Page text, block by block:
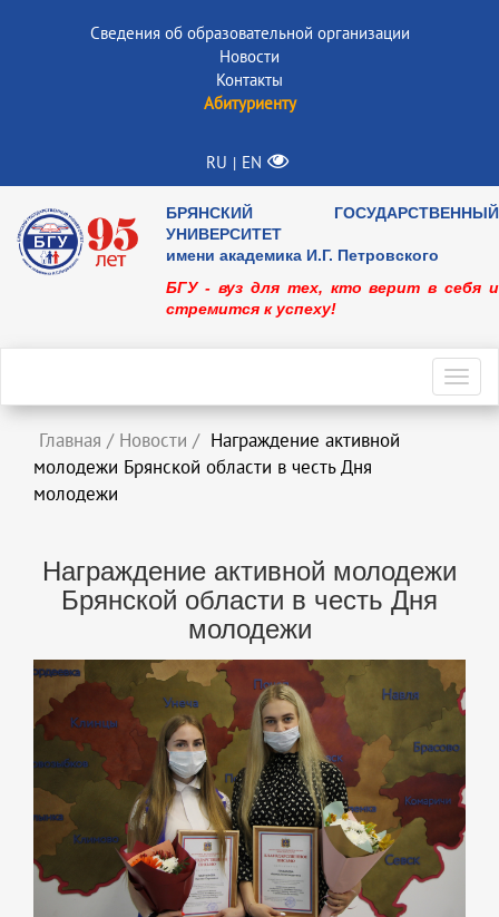
Сведения об образовательной организации
Новости
Контакты
Абитуриенту
RU | EN
БРЯНСКИЙ ГОСУДАРСТВЕННЫЙ
УНИВЕРСИТЕТ
имени академика И.Г. Петровского
БГУ - вуз для тех, кто верит в себя и
стремится к успеху!
Главная / Новости / Награждение активной
молодежи Брянской области в честь Дня
молодежи
Награждение активной молодежи
Брянской области в честь Дня
молодежи